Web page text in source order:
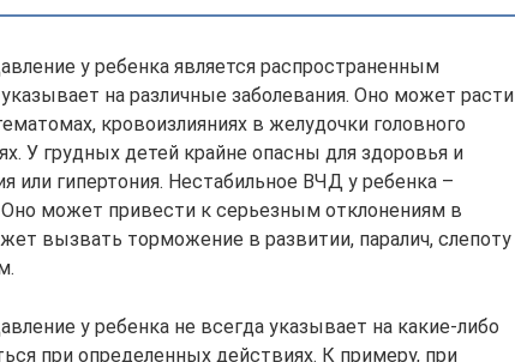
у ребенка является распространенным
на различные заболевания. Оно может расти
кровоизлияниях в желудочки головного
У грудных детей крайне опасны для здоровья и
или гипертония. Нестабильное ВЧД у ребенка –
Оно может привести к серьезным отклонениям в
вызвать торможение в развитии, паралич, слепоту
у ребенка не всегда указывает на какие-либо
при определенных действиях. К примеру, при